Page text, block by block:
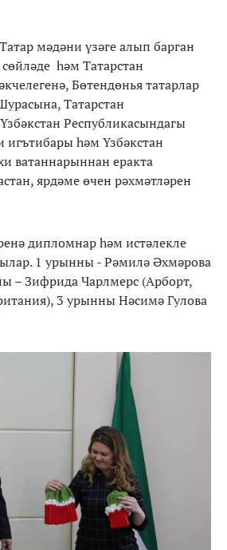
мәдәни үзәге алып барган
һәм Татарстан
Бөтендөнья татарлар
Татарстан
Республикасындагы
игътибары һәм Үзбәкстан
ватаннарыннан еракта
ярдәме өчен рәхмәтләрен
дипломнар һәм истәлекле
1 урынны - Рәмилә Әхмәрова
– Зифрида Чарлмерс (Арборт,
3 урынны Нәсимә Гулова